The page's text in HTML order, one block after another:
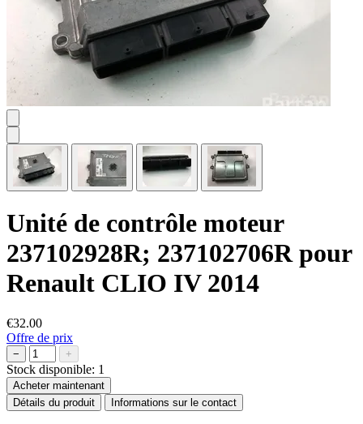
Unité de contrôle moteur
237102928R; 237102706R pour
Renault CLIO IV 2014
€32.00
Offre de prix
− +
Stock disponible: 1
Acheter maintenant
Détails du produit
Informations sur le contact